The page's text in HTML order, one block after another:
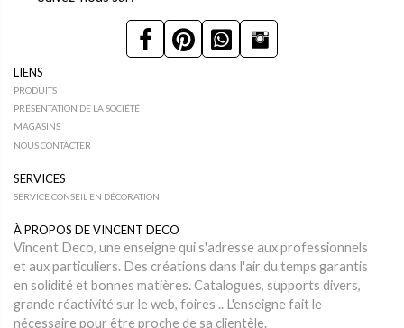
LIENS
PRODUITS
PRÉSENTATION DE LA SOCIÉTÉ
MAGASINS
NOUS CONTACTER
SERVICES
SERVICE CONSEIL EN DÉCORATION
À PROPOS DE VINCENT DECO
Vincent Deco, une enseigne qui s'adresse aux professionnels
et aux particuliers. Des créations dans l'air du temps garantis
en solidité et bonnes matières. Catalogues, supports divers,
grande réactivité sur le web, foires .. L'enseigne fait le
nécessaire pour être proche de sa clientèle.